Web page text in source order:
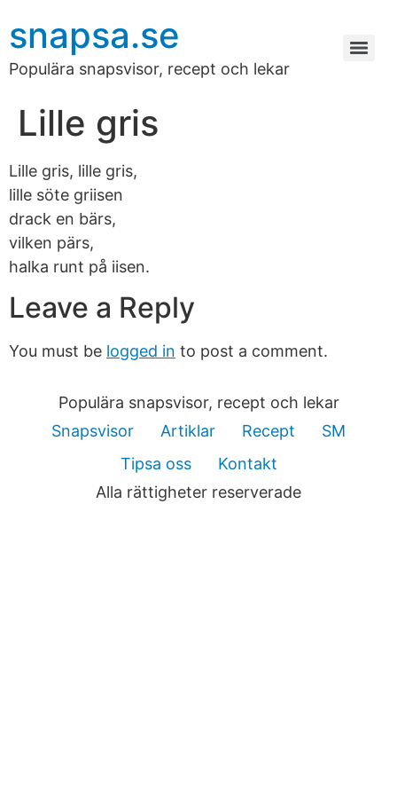
snapsa.se
Populära snapsvisor, recept och lekar
Lille gris
Lille gris, lille gris,
lille söte griisen
drack en bärs,
vilken pärs,
halka runt på iisen.
Leave a Reply
You must be logged in to post a comment.
Populära snapsvisor, recept och lekar
Snapsvisor
Artiklar Recept
SM
Tipsa oss
Kontakt
Alla rättigheter reserverade